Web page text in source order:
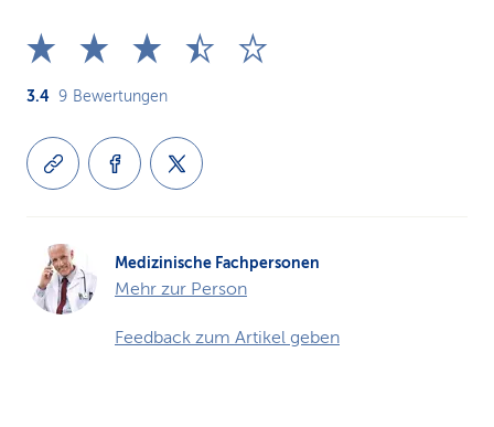
3.4 9 Bewertungen
Medizinische Fachpersonen
Mehr zur Person
Feedback zum Artikel geben